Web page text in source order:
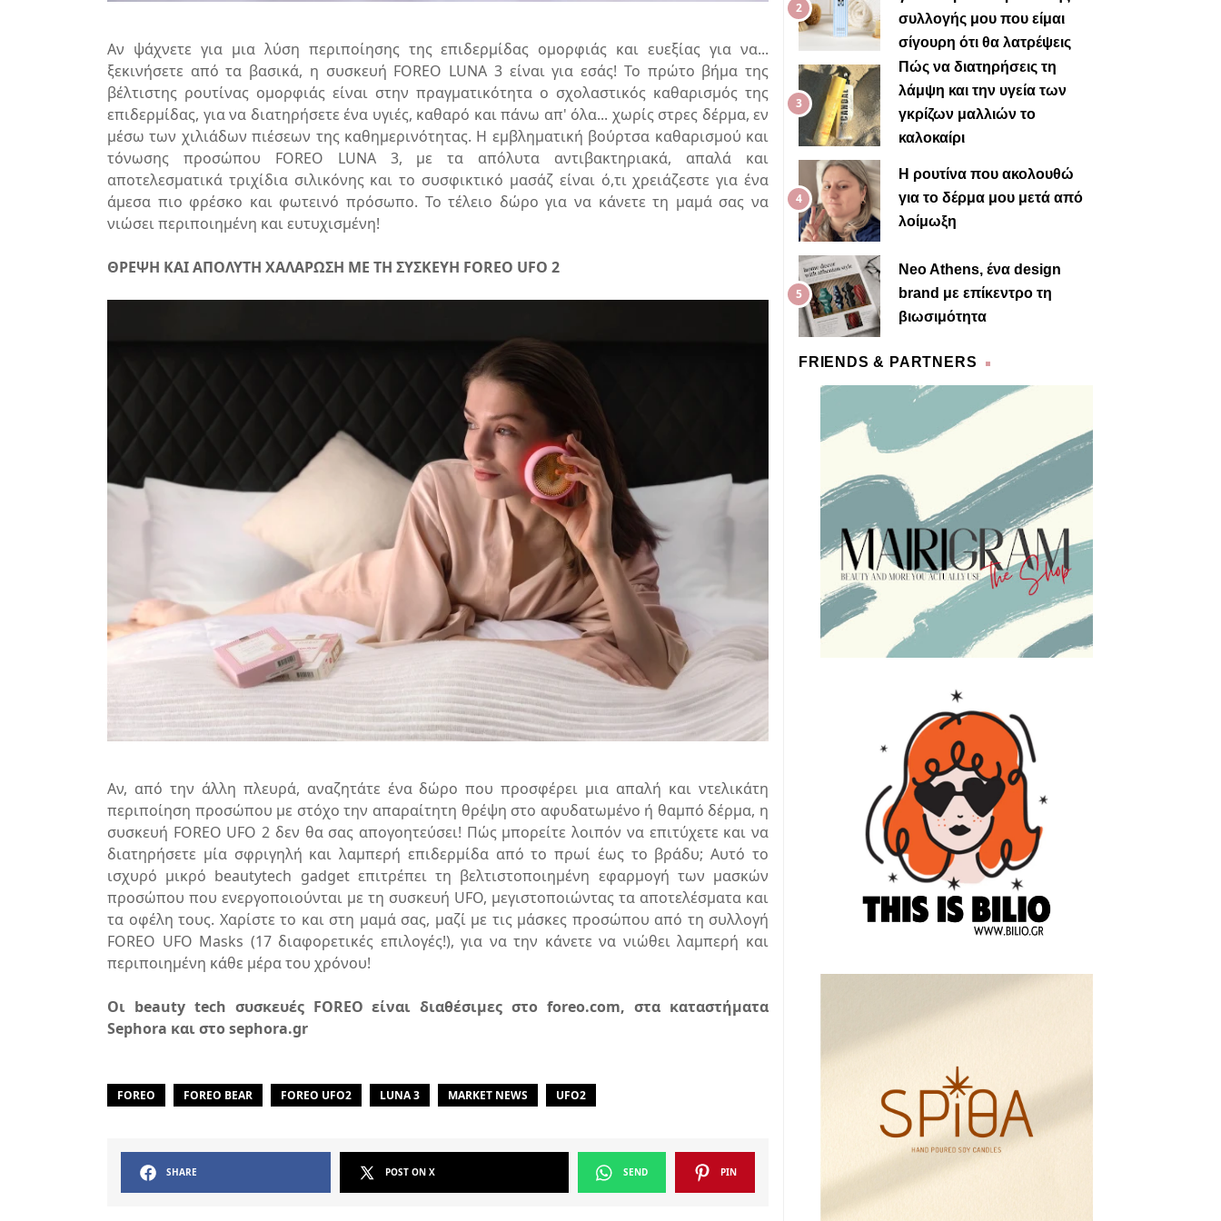
Αν ψάχνετε για μια λύση περιποίησης της επιδερμίδας ομορφιάς και ευεξίας για να...
ξεκινήσετε από τα βασικά, η συσκευή FOREO LUNA 3 είναι για εσάς! Το πρώτο βήμα της
βέλτιστης ρουτίνας ομορφιάς είναι στην πραγματικότητα ο σχολαστικός καθαρισμός της
επιδερμίδας, για να διατηρήσετε ένα υγιές, καθαρό και πάνω απ' όλα... χωρίς στρες δέρμα, εν
μέσω των χιλιάδων πιέσεων της καθημερινότητας. Η εμβληματική βούρτσα καθαρισμού και
τόνωσης προσώπου FOREO LUNA 3, με τα απόλυτα αντιβακτηριακά, απαλά και
αποτελεσματικά τριχίδια σιλικόνης και το συσφικτικό μασάζ είναι ό,τι χρειάζεστε για ένα
άμεσα πιο φρέσκο και φωτεινό πρόσωπο. Το τέλειο δώρο για να κάνετε τη μαμά σας να
νιώσει περιποιημένη και ευτυχισμένη!
ΘΡΕΨΗ ΚΑΙ ΑΠΟΛΥΤΗ ΧΑΛΑΡΩΣΗ ΜΕ ΤΗ ΣΥΣΚΕΥΗ FOREO UFO 2
Αν, από την άλλη πλευρά, αναζητάτε ένα δώρο που προσφέρει μια απαλή και ντελικάτη
περιποίηση προσώπου με στόχο την απαραίτητη θρέψη στο αφυδατωμένο ή θαμπό δέρμα, η
συσκευή FOREO UFO 2 δεν θα σας απογοητεύσει! Πώς μπορείτε λοιπόν να επιτύχετε και να
διατηρήσετε μία σφριγηλή και λαμπερή επιδερμίδα από το πρωί έως το βράδυ; Αυτό το
ισχυρό μικρό beautytech gadget επιτρέπει τη βελτιστοποιημένη εφαρμογή των μασκών
προσώπου που ενεργοποιούνται με τη συσκευή UFO, μεγιστοποιώντας τα αποτελέσματα και
τα οφέλη τους. Χαρίστε το και στη μαμά σας, μαζί με τις μάσκες προσώπου από τη συλλογή
FOREO UFO Masks (17 διαφορετικές επιλογές!), για να την κάνετε να νιώθει λαμπερή και
περιποιημένη κάθε μέρα του χρόνου!
Οι beauty tech συσκευές FOREO είναι διαθέσιμες στο foreo.com, στα καταστήματα
Sephora και στο sephora.gr
FOREO FOREO BEAR FOREO UFO2 LUNA 3 MARKET NEWS UFO2
SHARE POST ON X SEND PIN
συλλογής μου που είμαι
σίγουρη ότι θα λατρέψεις
Πώς να διατηρήσεις τη
λάμψη και την υγεία των
γκρίζων μαλλιών το
καλοκαίρι
Η ρουτίνα που ακολουθώ
για το δέρμα μου μετά από
λοίμωξη
Neo Athens, ένα design
brand με επίκεντρο τη
βιωσιμότητα
FRIENDS & PARTNERS